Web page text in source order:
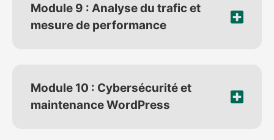
Module 9 : Analyse du trafic et
mesure de performance
Module 10 : Cybersécurité et
maintenance WordPress